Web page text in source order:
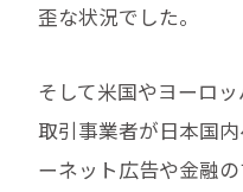
歪な状況でした。
そして米国やヨーロ
取引事業者が日本国
ーネット広告や金融